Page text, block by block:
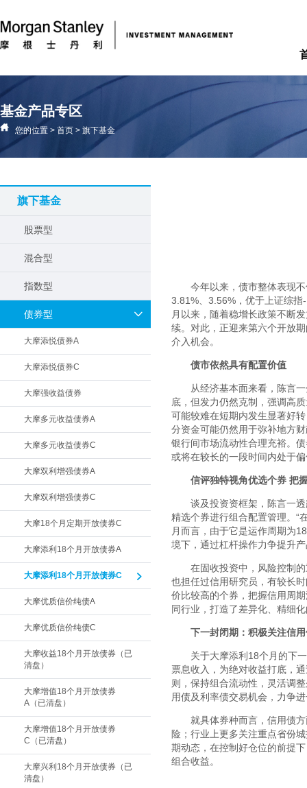
基金产品专区
您的位置 > 首页 > 旗下基金
旗下基金
股票型
混合型
指数型
债券型
大摩添悦债券A
大摩添悦债券C
大摩强收益债券
大摩多元收益债券A
大摩多元收益债券C
大摩双利增强债券A
大摩双利增强债券C
大摩18个月定期开放债券C
大摩添利18个月开放债券A
大摩添利18个月开放债券C
大摩优质信价纯债A
大摩优质信价纯债C
大摩收益18个月开放债券（已
清盘）
大摩增值18个月开放债券
A（已清盘）
大摩增值18个月开放债券
C（已清盘）
大摩兴利18个月开放债券（已
清盘）
今年以来，债市整体表现
3.81%
3.56% ，优于上证综指
月以来，随着稳增长政策不断
续。对此，正迎来第六个开放
介入机会。
债市依然具有配置价值
从经济基本面来看，陈言
底，但发力仍然克制，强调高
可能较难在短期内发生显著好
分资金可能仍然用于弥补地方
银行间市场流动性合理充裕。
或将在较长的一段时间内处于
信评独特视角优选个券 把
谈及投资资框架，陈言一
精选个券进行组合配置管理。“
月而言，由于它是运作周期为18
境下，通过杠杆操作力争提升
在固收投资中，风险控制
也担任过信用研究员，有较长
价比较高的个券，把握信用周
同行业，打造了差异化、精细
下一封闭期：积极关注信
关于大摩添利 18个月的下
票息收入，为绝对收益打底，
则，保持组合流动性，灵活调
用债及利率债交易机会，力争
就具体券种而言，信用债
险；行业上更多关注重点省份
期动态，在控制好仓位的前提
组合收益。